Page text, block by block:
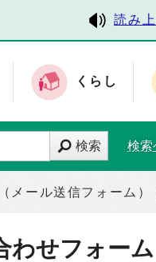
読み
くらし
検索 検索
メール送信フォーム）
せフォーム